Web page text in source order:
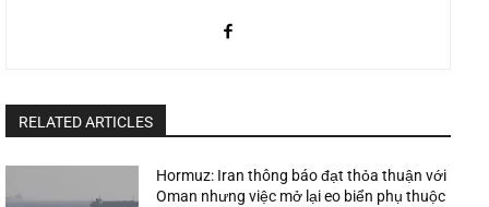
RELATED ARTICLES
Hormuz: Iran thông báo đạt thỏa thuận với
Oman nhưng việc mở lại eo biển phụ thuộc